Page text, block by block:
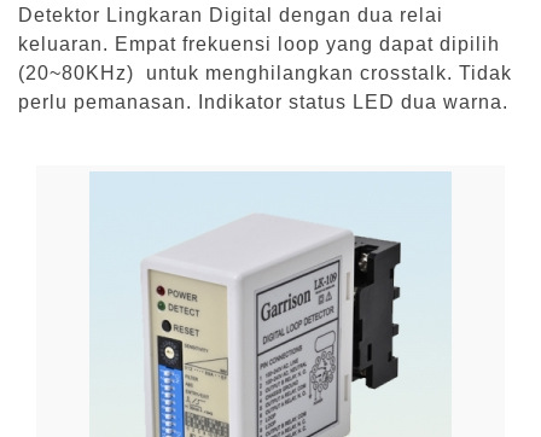
Detektor Lingkaran Digital dengan dua relai
keluaran. Empat frekuensi loop yang dapat dipilih
(20~80KHz) untuk menghilangkan crosstalk. Tidak
perlu pemanasan. Indikator status LED dua warna.